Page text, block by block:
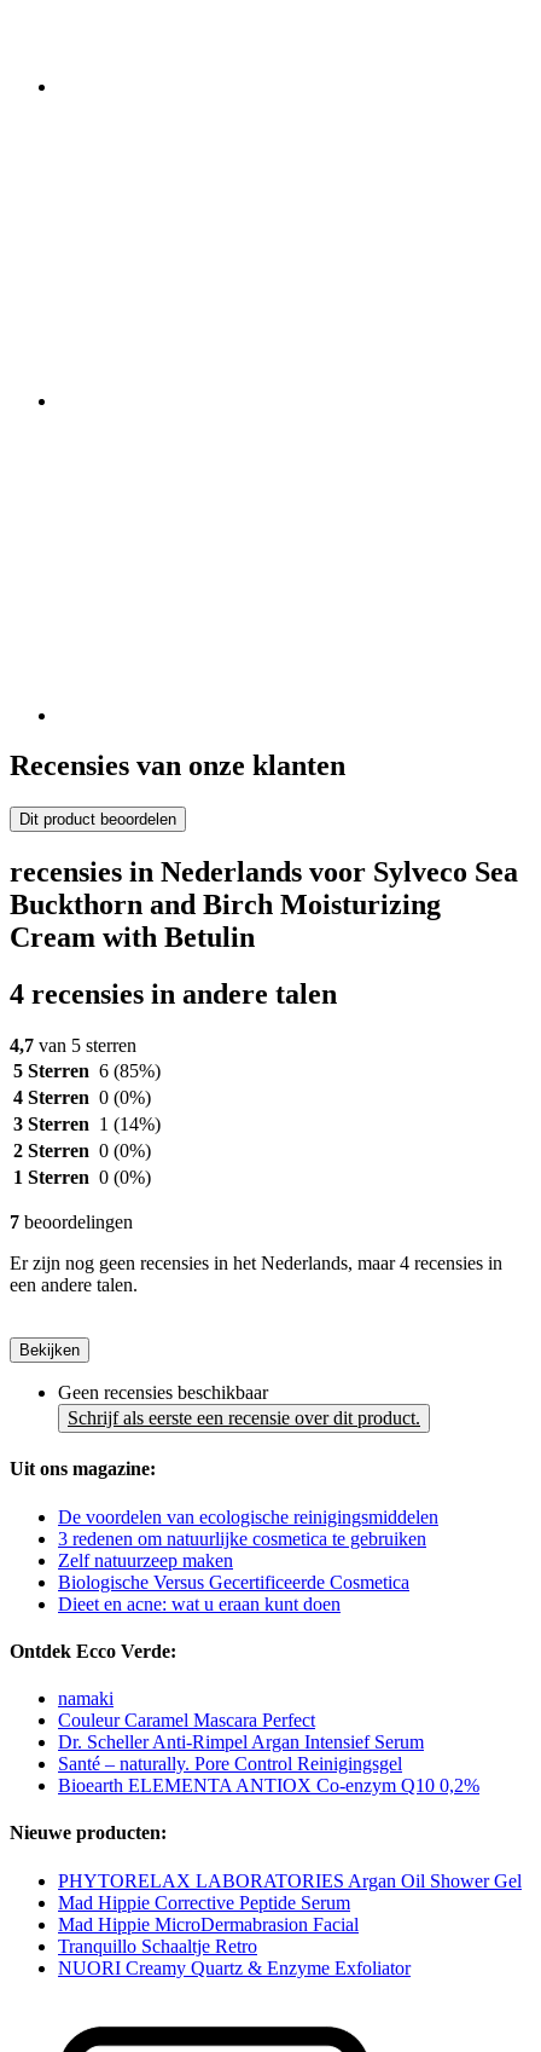
Recensies van onze klanten
Dit product beoordelen
recensies in Nederlands voor Sylveco Sea
Buckthorn and Birch Moisturizing
Cream with Betulin
4 recensies in andere talen
4,7 van 5 sterren
5 Sterren 6 (85%)
4 Sterren 0 (0%)
3 Sterren 1 (14%)
2 Sterren 0 (0%)
1 Sterren 0 (0%)
7 beoordelingen
Er zijn nog geen recensies in het Nederlands, maar 4 recensies in
een andere talen.
Bekijken
Geen recensies beschikbaar
Schrijf als eerste een recensie over dit product.
Uit ons magazine:
De voordelen van ecologische reinigingsmiddelen
3 redenen om natuurlijke cosmetica te gebruiken
Zelf natuurzeep maken
Biologische Versus Gecertificeerde Cosmetica
Dieet en acne: wat u eraan kunt doen
Ontdek Ecco Verde:
namaki
Couleur Caramel Mascara Perfect
Dr. Scheller Anti-Rimpel Argan Intensief Serum
Santé – naturally. Pore Control Reinigingsgel
Bioearth ELEMENTA ANTIOX Co-enzym Q10 0,2%
Nieuwe producten:
PHYTORELAX LABORATORIES Argan Oil Shower Gel
Mad Hippie Corrective Peptide Serum
Mad Hippie MicroDermabrasion Facial
Tranquillo Schaaltje Retro
NUORI Creamy Quartz & Enzyme Exfoliator